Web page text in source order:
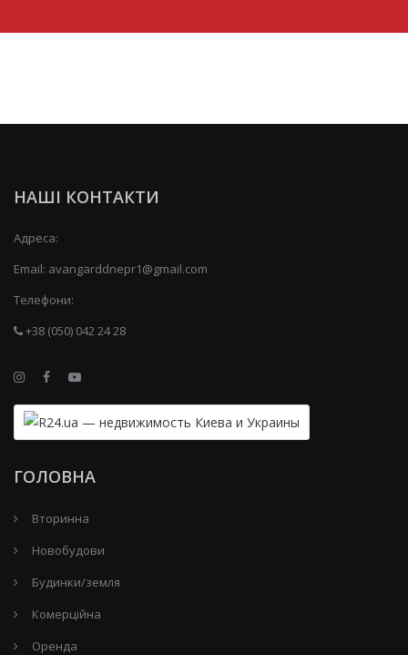
НАШІ КОНТАКТИ
Адреса:
Email: avangarddnepr1@gmail.com
Телефони:
+38 (050) 042 24 28
ГОЛОВНА
Вторинна
Новобудови
Будинки/земля
Комерційна
Оренда